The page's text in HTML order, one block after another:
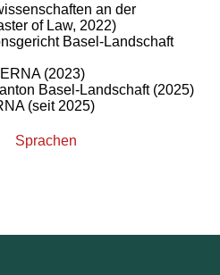
an der
of Law, 2022)
Basel-Landschaft
(2023)
Basel-Landschaft (2025)
(seit 2025)
Sprachen